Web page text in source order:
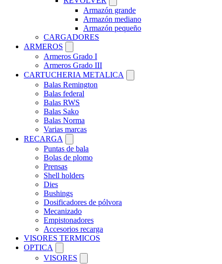
Armazón grande
Armazón mediano
Armazón pequeño
CARGADORES
ARMEROS
Armeros Grado I
Armeros Grado III
CARTUCHERIA METALICA
Balas Remington
Balas federal
Balas RWS
Balas Sako
Balas Norma
Varias marcas
RECARGA
Puntas de bala
Bolas de plomo
Prensas
Shell holders
Dies
Bushings
Dosificadores de pólvora
Mecanizado
Empistonadores
Accesorios recarga
VISORES TERMICOS
OPTICA
VISORES